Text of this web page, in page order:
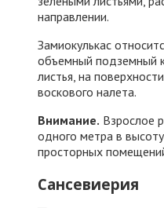
направлении.
Замиокулькас
объемный подземный
листья, на
воскового налета.
Внимание. Взрослое
одного метра в
просторных
Сансевиерия